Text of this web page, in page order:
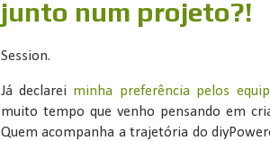
junto num projeto?!
Session.
Já declarei minha preferência pelos
muito tempo que venho pensando em
Quem acompanha a trajetória do